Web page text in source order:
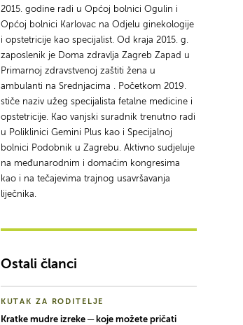
2015. godine radi u Općoj bolnici Ogulin i
Općoj bolnici Karlovac na Odjelu ginekologije
i opstetricije kao specijalist. Od kraja 2015. g.
zaposlenik je Doma zdravlja Zagreb Zapad u
Primarnoj zdravstvenoj zaštiti žena u
ambulanti na Srednjacima . Početkom 2019.
stiče naziv užeg specijalista fetalne medicine i
opstetricije. Kao vanjski suradnik trenutno radi
u Poliklinici Gemini Plus kao i Specijalnoj
bolnici Podobnik u Zagrebu. Aktivno sudjeluje
na međunarodnim i domaćim kongresima
kao i na tečajevima trajnog usavršavanja
liječnika.
Ostali članci
KUTAK ZA RODITELJE
Kratke mudre izreke ─ koje možete pričati